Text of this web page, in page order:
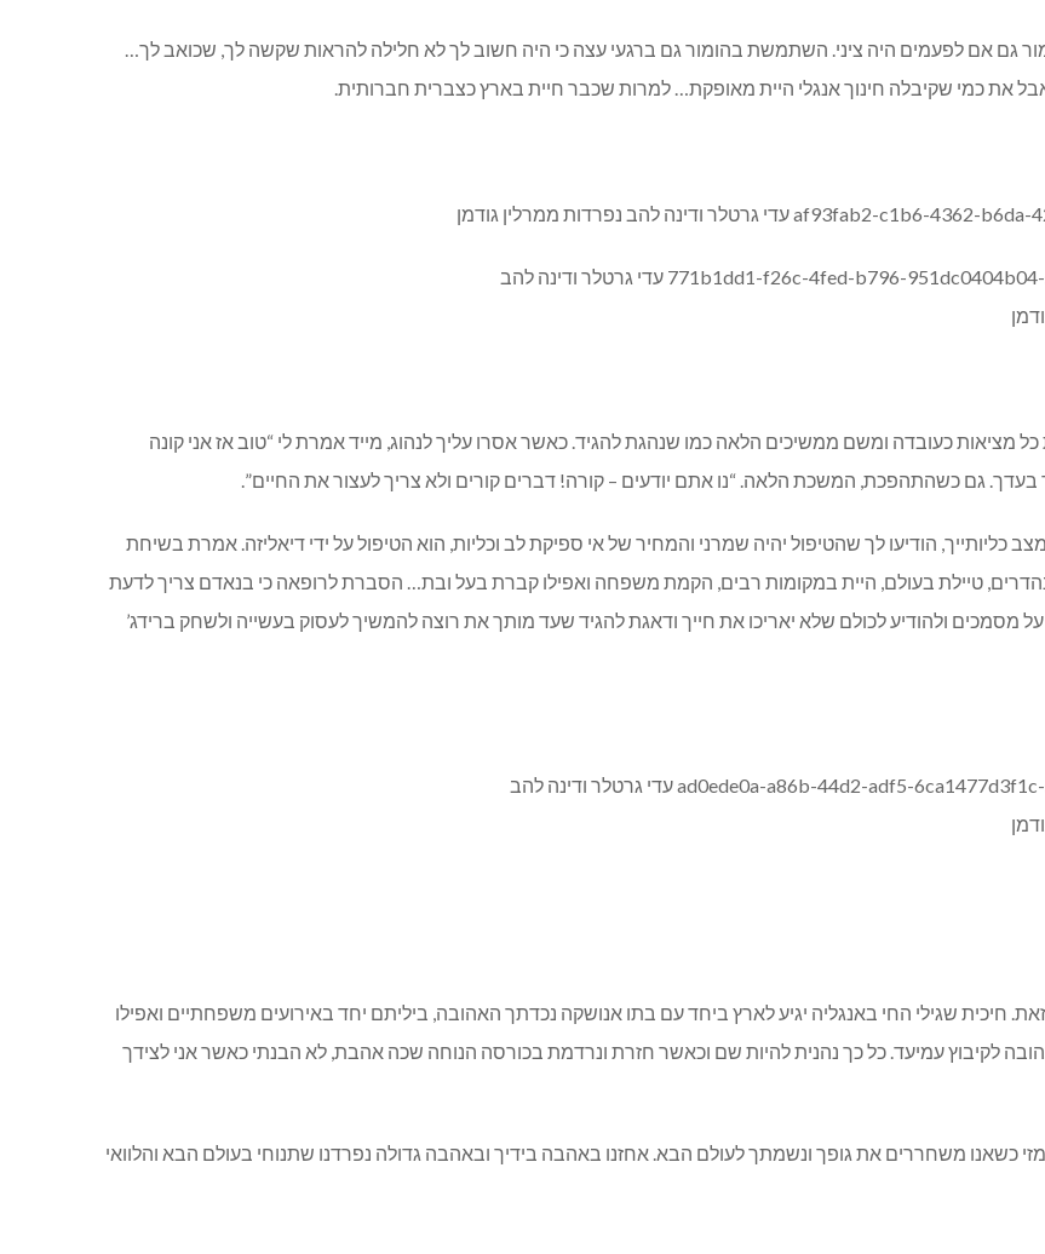
גם אם לפעמים היה ציני. השתמשת בהומור גם ברגעי עצה כי היה חשוב לך לא חלילה להראות שקשה לך, שכואב לך…
את כמי שקיבלה חינוך אנגלי היית מאופקת… למרות שכבר חיית בארץ כצברית חברותית.
כעובדה ומשם ממשיכים הלאה כמו שנהגת להגיד. כאשר אסרו עליך לנהוג, מייד אמרת לי “טוב אז אני קונה
גם כשהתהפכת, המשכת הלאה. “נו אתם יודעים – קורה! דברים קורים ולא צריך לעצור את החיים”.
הודיעו לך שהטיפול יהיה שמרני והמחיר של אי ספיקת לב וכליות, הוא הטיפול על ידי דיאליזה. אמרת בשיחת
טיילת בעולם, היית במקומות רבים, הקמת משפחה ואפילו קברת בעל ובת… הסברת לרופאה כי בנאדם צריך לדעת
מסמכים ולהודיע לכולם שלא יאריכו את חייך ודאגת להגיד שעד מותך את רוצה להמשיך לעסוק בעשייה ולשחק ברידג’
חיכית שגילי החי באנגליה יגיע לארץ ביחד עם בתו אנושקה נכדתך האהובה, ביליתם יחד באירועים משפחתיים ואפילו
לקיבוץ עמיעד. כל כך נהנית להיות שם וכאשר חזרת ונרדמת בכורסה הנוחה שכה אהבת, לא הבנתי כאשר אני לצידך
כשאנו משחררים את גופך ונשמתך לעולם הבא. אחזנו באהבה בידיך ובאהבה גדולה נפרדנו שתנוחי בעולם הבא והלוואי